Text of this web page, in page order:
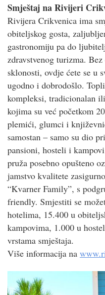
Smještaj na Rivijeri
Rivijera Crikvenica ima
obiteljskog gosta,
gastronomiju pa do
zdravstvenog turizma.
sklonosti, ovdje ćete se u
ugodno i dobrodošlo.
kompleksi, tradicionalan
kojima su već početkom
plemići, glumci i
samostan – samo su dio
pansioni, hosteli i
pruža posebno opušteno
jamstvo kvalitete
“Kvarner Family”, s
friendly. Smjestiti se
hotelima, 15.400 u
kampovima, 1.000 u
vrstama smještaja.
Više informacija na